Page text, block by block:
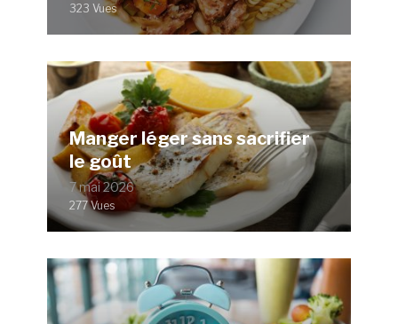
323 Vues
Manger léger sans sacrifier
le goût
7 mai 2026
277 Vues